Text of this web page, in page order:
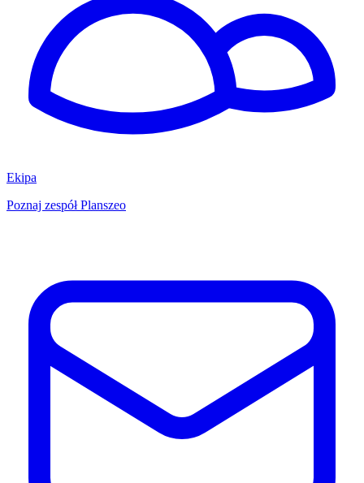
Ekipa
Poznaj zespół Planszeo